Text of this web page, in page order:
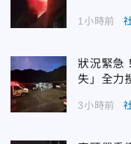
1小時前
狀況緊急
失」全力
3小時前